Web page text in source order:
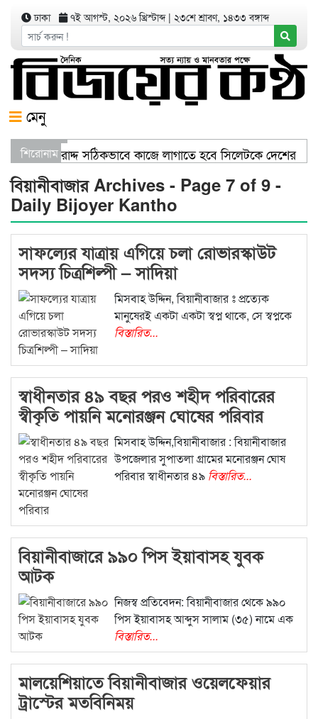
ঢাকা ৭ই আগস্ট, ২০২৬ খ্রিস্টাব্দ| ২৩শে শ্রাবণ, ১৪৩৩ বঙ্গাব্দ
মেনু
শিরোনামখাতের বরাদ্দ সঠিকভাবে কাজে লাগাতে হবে সিলেটকে দেশের
খালি জায়গা আছে, গাছ লাগান — আব্দুল কাইয়ুম চৌধুরী
বিয়ানীবাজার Archives - Page 7 of 9 -
Daily Bijoyer Kantho
সাফল্যের যাত্রায় এগিয়ে চলা রোভারস্কাউট
সদস্য চিত্রশিল্পী – সাদিয়া
মিসবাহ উদ্দিন, বিয়ানীবাজার ঃ প্রত্যেক
মানুষেরই একটা একটা স্বপ্ন থাকে, সে স্বপ্নকে
বিস্তারিত...
স্বাধীনতার ৪৯ বছর পরও শহীদ পরিবারের
স্বীকৃতি পায়নি মনোরঞ্জন ঘোষের পরিবার
মিসবাহ উদ্দিন,বিয়ানীবাজার : বিয়ানীবাজার
উপজেলার সুপাতলা গ্রামের মনোরঞ্জন ঘোষ
পরিবার স্বাধীনতার ৪৯ বিস্তারিত...
বিয়ানীবাজারে ৯৯০ পিস ইয়াবাসহ যুবক
আটক
নিজস্ব প্রতিবেদন: বিয়ানীবাজার থেকে ৯৯০
পিস ইয়াবাসহ আব্দুস সালাম (৩৫) নামে এক
বিস্তারিত...
মালয়েশিয়াতে বিয়ানীবাজার ওয়েলফেয়ার
ট্রাস্টের মতবিনিময়